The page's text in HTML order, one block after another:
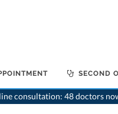
SECOND
consultation: 48 doctors